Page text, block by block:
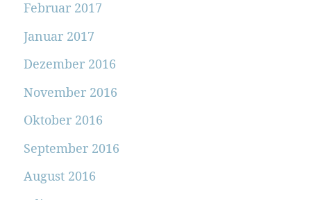
Februar 2017
Januar 2017
Dezember 2016
November 2016
Oktober 2016
September 2016
August 2016